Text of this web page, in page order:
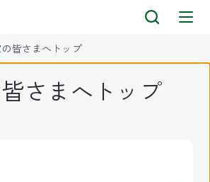
皆さまへトップ
さまへトップ